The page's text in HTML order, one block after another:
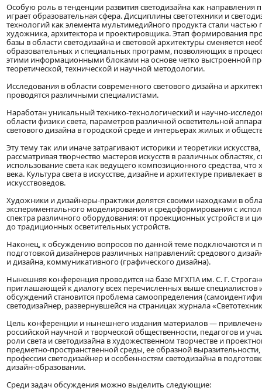
Особую роль в тенденции развития светодизайна как направления
играет образовательная сфера. Дисциплины светотехники и
технологий как элемента мультимедийного продукта стали
художника, архитектора и проектировщика. Этап формирования
базы в области светодизайна и световой архитектуры сменяется
образовательных и специальных программ, позволяющих в
этими информационными блоками на основе четко выстроенной
теоретической, технической и научной методологии.
Исследования в области современного светового дизайна и
проводятся различными специалистами.
Наработан уникальный технико-технологический и научно-
области физики света, параметров различной осветительной
светового дизайна в городской среде и интерьерах жилых и
Эту тему так или иначе затрагивают историки и теоретики
рассматривая творчество мастеров искусств в различных областях,
использование света как ведущего композиционного средства, что
века. Культура света в искусстве, дизайне и архитектуре
искусствоведов.
Художники и дизайнеры-практики делятся своими находками в
экспериментального моделирования и средоформирования с
спектра различного оборудования: от проекционных устройств и
до традиционных осветительных устройств.
Наконец, к обсуждению вопросов по данной теме подключаются и
подготовкой дизайнеров различных направлений: средового
и дизайна, коммуникативного (графического дизайна).
Нынешняя конференция проводится на базе МГХПА им. С. Г.
приглашающей к диалогу всех перечисленных выше специалистов
обсуждений становится проблема самоопределения
светодизайнер, развернувшейся на страницах журнала
Цель конференции и нынешнего издания материалов —
российской научной и творческой общественности, педагогов и
роли света и светодизайна в художественном творчестве и
предметно-пространственной среды, ее образной
профессии светодизайнер и особенностям светодизайна в
дизайн-образовании.
Среди задач обсуждения можно выделить следующие: